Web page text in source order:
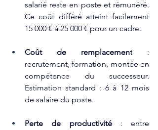
salarié reste en poste et rémunéré.
Ce coût différé atteint facilement
15 000 € à 25 000 € pour un cadre.​
Coût de remplacement :
recrutement, formation, montée en
compétence du successeur.
Estimation standard : 6 à 12 mois
de salaire du poste.​
Perte de productivité : entre